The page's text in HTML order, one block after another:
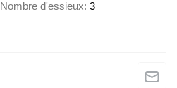
Nombre d'essieux 3